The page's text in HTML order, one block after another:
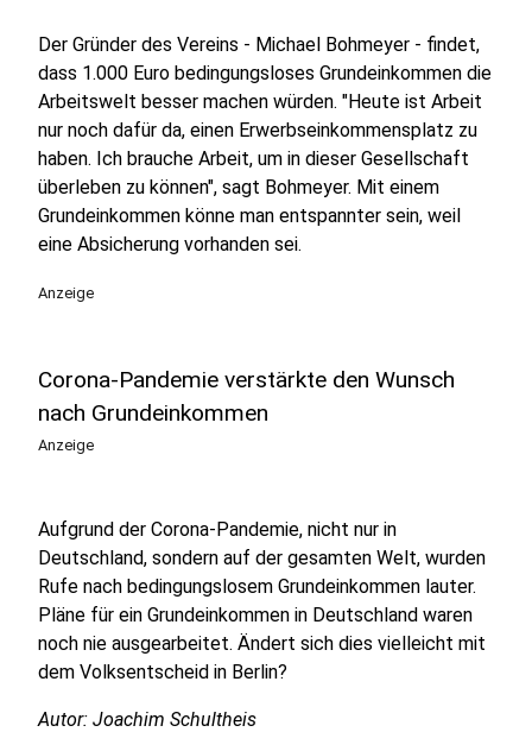
Der Gründer des Vereins - Michael Bohmeyer - findet,
dass 1.000 Euro bedingungsloses Grundeinkommen die
Arbeitswelt besser machen würden. "Heute ist Arbeit
nur noch dafür da, einen Erwerbseinkommensplatz zu
haben. Ich brauche Arbeit, um in dieser Gesellschaft
überleben zu können", sagt Bohmeyer. Mit einem
Grundeinkommen könne man entspannter sein, weil
eine Absicherung vorhanden sei.
Anzeige
Corona-Pandemie verstärkte den Wunsch
nach Grundeinkommen
Anzeige
Aufgrund der Corona-Pandemie, nicht nur in
Deutschland, sondern auf der gesamten Welt, wurden
Rufe nach bedingungslosem Grundeinkommen lauter.
Pläne für ein Grundeinkommen in Deutschland waren
noch nie ausgearbeitet. Ändert sich dies vielleicht mit
dem Volksentscheid in Berlin?
Autor: Joachim Schultheis